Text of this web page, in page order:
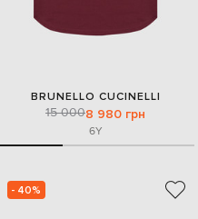
BRUNELLO CUCINELLI
15 0008 980 грн
6Y
- 40%